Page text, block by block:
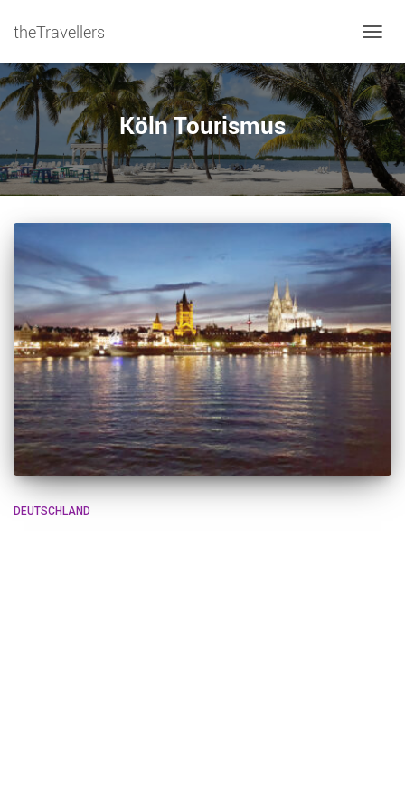
theTravellers
Köln Tourismus
DEUTSCHLAND